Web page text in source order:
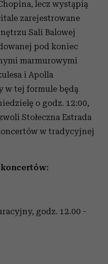
lecz wystąpią
zarejestrowane
Sali Balowej
pod koniec
marmurowymi
i Apolla
w tej formule będą
o godz. 12:00,
Stołeczna Estrada
w tradycyjnej
godz. 12.00 -